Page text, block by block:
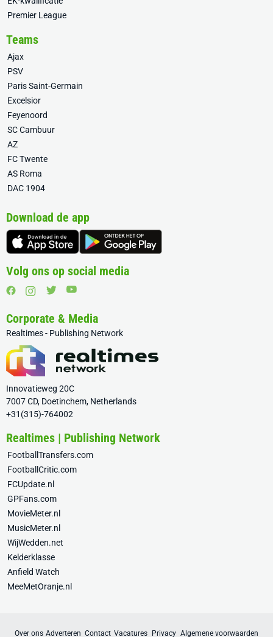
Premier League
Teams
Ajax
PSV
Paris Saint-Germain
Excelsior
Feyenoord
SC Cambuur
AZ
FC Twente
AS Roma
DAC 1904
Download de app
Volg ons op social media
Corporate & Media
Realtimes - Publishing Network
Innovatieweg 20C
7007 CD, Doetinchem, Netherlands
+31(315)-764002
Realtimes | Publishing Network
FootballTransfers.com
FootballCritic.com
FCUpdate.nl
GPFans.com
MovieMeter.nl
MusicMeter.nl
WijWedden.net
Kelderklasse
Anfield Watch
MeeMetOranje.nl
Over ons Adverteren Contact Vacatures Privacy Algemene voorwaarden